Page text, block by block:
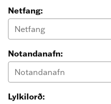
Netfang:
Notandanafn:
Lylkilorð: